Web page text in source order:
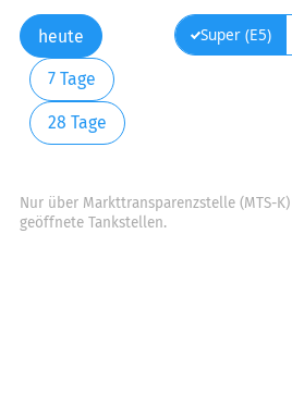
heute
7 Tage
28 Tage
Super (E5)
Nur über Markttransparenzstelle (MTS-
geöffnete Tankstellen.